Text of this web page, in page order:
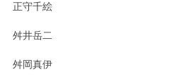
正守千絵
舛井岳二
舛岡真伊